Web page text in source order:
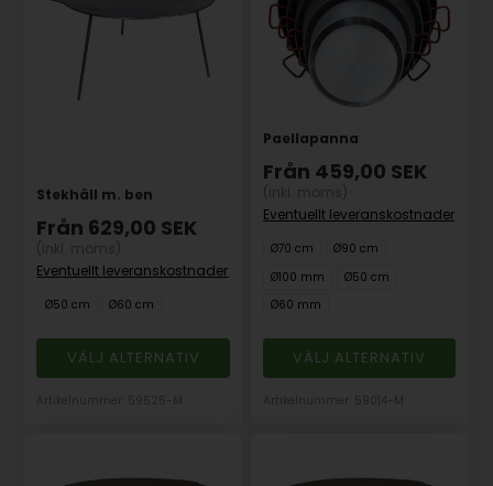
Stekhäll m. ben
Från 629,00 SEK
Eventuellt leveranskostnader
Ø50 cm Ø60 cm
VÄLJ ALTERNATIV
Paellapanna
Från 459,00 SEK
Eventuellt leveranskostnader
Ø70 cm
Ø90 cm
Ø100 mm
Ø50 cm
Ø60 mm
VÄLJ ALTERNATIV